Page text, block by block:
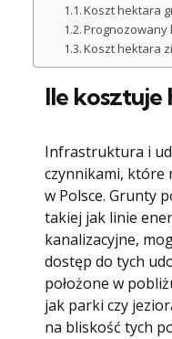
Koszt hektara
Prognozowany
Koszt hektara
Ile kosztuje
Infrastruktura i
czynnikami, które
w Polsce. Grunty
takiej jak linie
kanalizacyjne,
dostęp do tych
położone w
jak parki czy
na bliskość tych